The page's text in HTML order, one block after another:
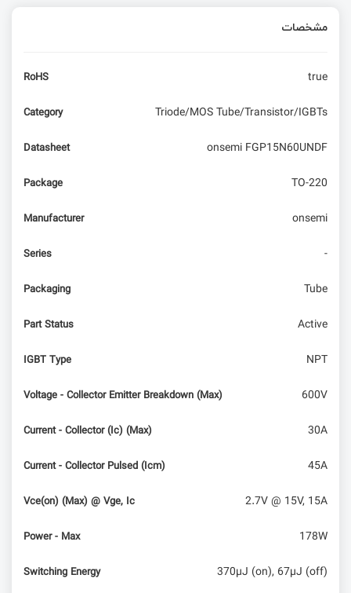
مشخصات
RoHS true
Category Triode/MOS Tube/Transistor/IGBTs
Datasheet onsemi FGP15N60UNDF
Package TO-220
Manufacturer onsemi
Series -
Packaging Tube
Part Status Active
IGBT Type NPT
Voltage - Collector Emitter Breakdown (Max) 600V
Current - Collector (Ic) (Max) 30A
Current - Collector Pulsed (Icm) 45A
Vce(on) (Max) @ Vge, Ic 2.7V @ 15V, 15A
Power - Max 178W
Switching Energy 370µJ (on), 67µJ (off)